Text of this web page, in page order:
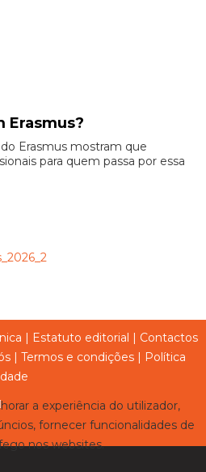
Erasmus?
Erasmus mostram que
para quem passa por essa
| Estatuto editorial | Contactos
| Termos e condições | Política
a experiência do utilizador,
fornecer funcionalidades de
nos websites.